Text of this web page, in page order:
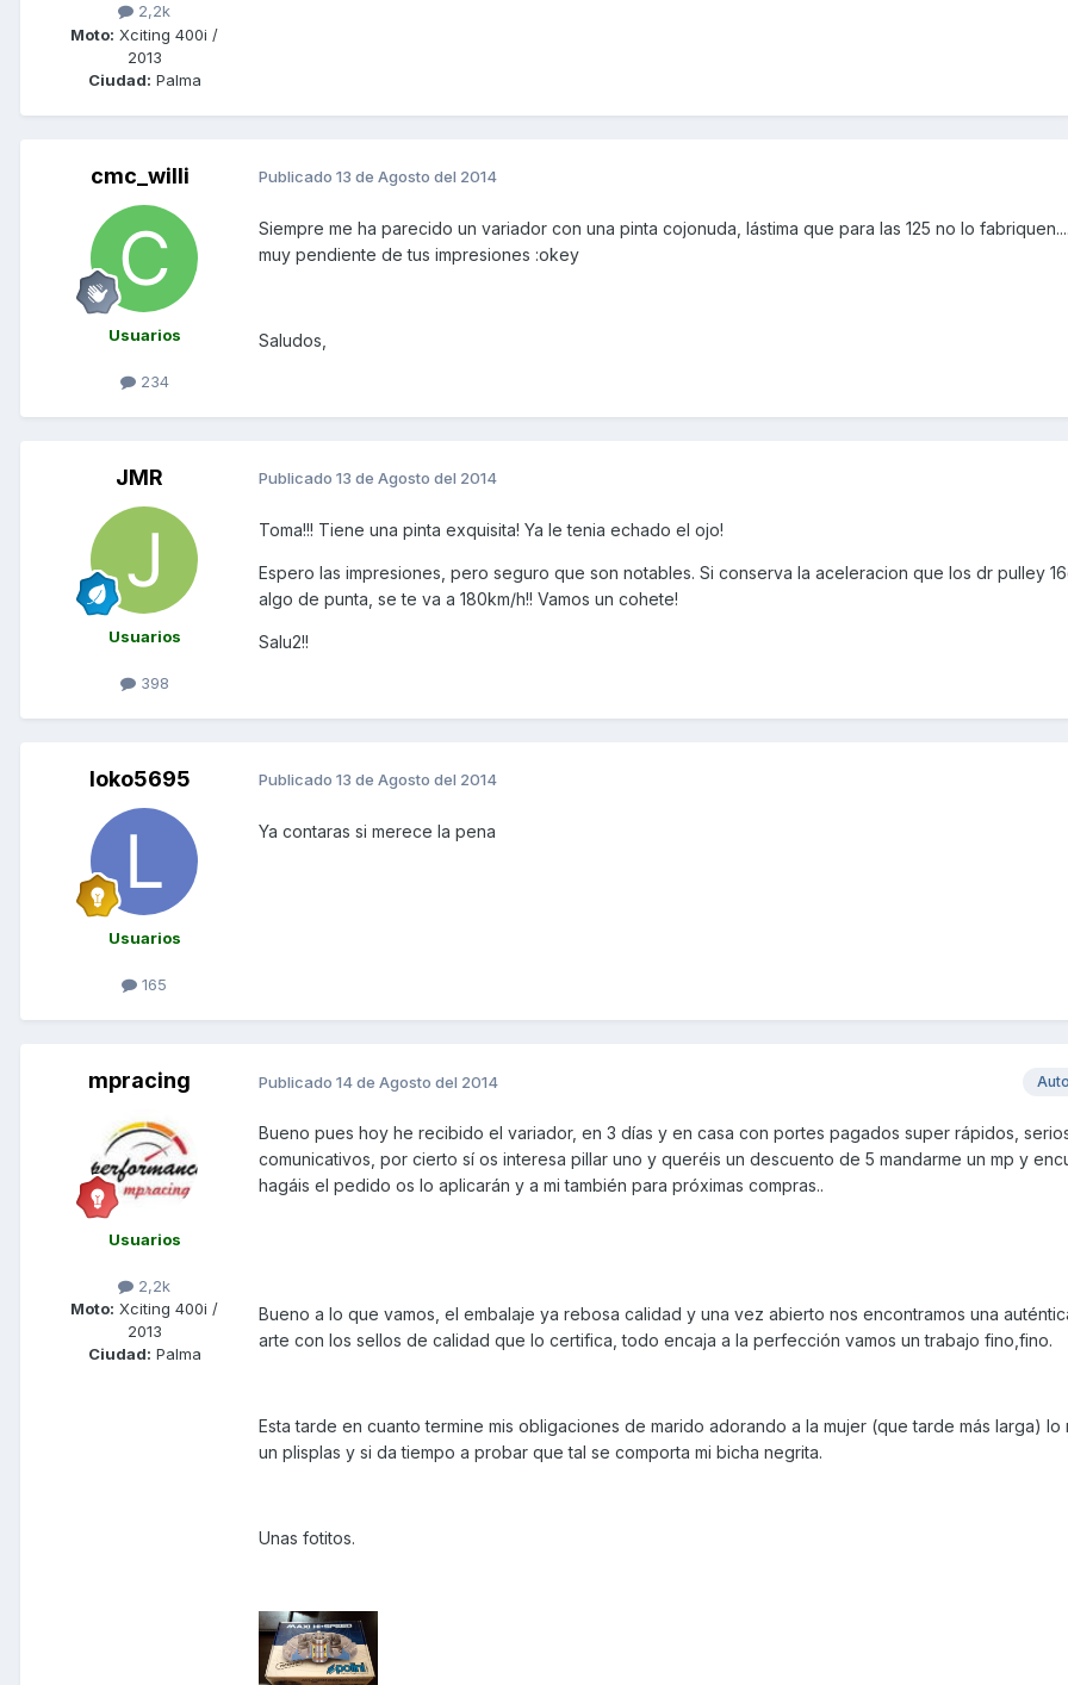
2,2k
Moto: Xciting 400i /
2013
Ciudad: Palma
cmc_willi
Usuarios
234
Publicado 13 de Agosto del 2014
Siempre me ha parecido un variador con una pinta cojonuda, lástima que para las 125 no lo
muy pendiente de tus impresiones :okey
Saludos,
JMR
Usuarios
398
Publicado 13 de Agosto del 2014
Toma!!! Tiene una pinta exquisita! Ya le tenia echado el ojo!
Espero las impresiones, pero seguro que son notables. Si conserva la aceleracion que los dr pulley
algo de punta, se te va a 180km/h!! Vamos un cohete!
Salu2!!
loko5695
Usuarios
165
Publicado 13 de Agosto del 2014
Ya contaras si merece la pena
mpracing
Usuarios
2,2k
Moto: Xciting 400i /
2013
Ciudad: Palma
Publicado 14 de Agosto del 2014
Bueno pues hoy he recibido el variador, en 3 días y en casa con portes pagados super rápidos,
comunicativos, por cierto sí os interesa pillar uno y queréis un descuento de 5 mandarme un mp y
hagáis el pedido os lo aplicarán y a mi también para próximas compras..
Bueno a lo que vamos, el embalaje ya rebosa calidad y una vez abierto nos encontramos una
arte con los sellos de calidad que lo certifica, todo encaja a la perfección vamos un trabajo fino,fino.
Esta tarde en cuanto termine mis obligaciones de marido adorando a la mujer (que tarde más larga) lo
un plisplas y si da tiempo a probar que tal se comporta mi bicha negrita.
Unas fotitos.